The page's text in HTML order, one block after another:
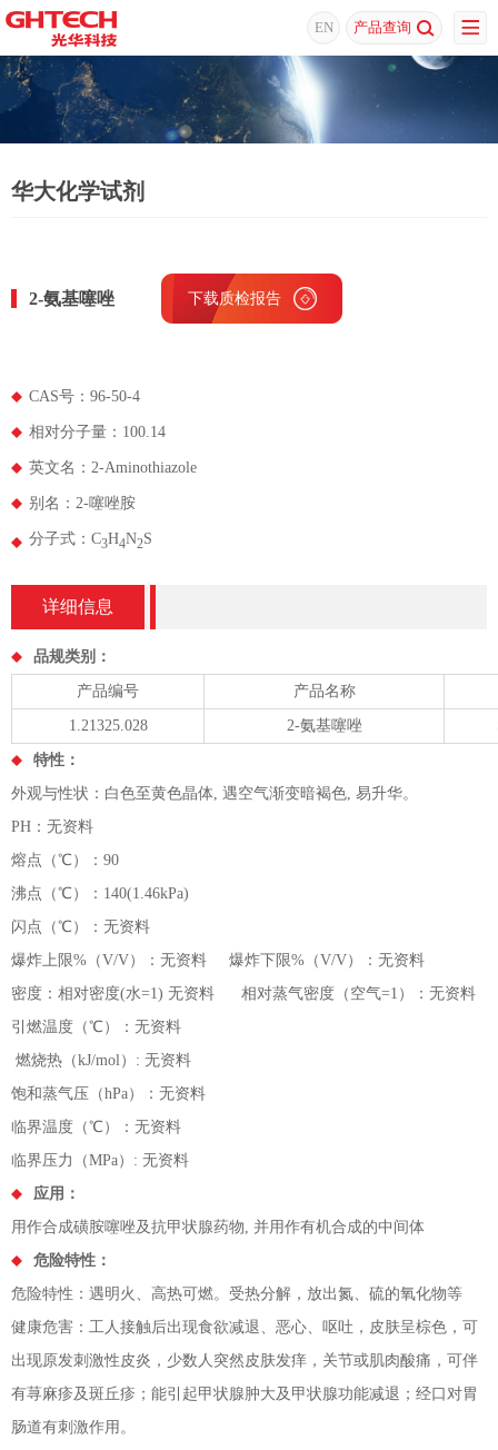
EN 产品查询
华大化学试剂
2-氨基噻唑 下载质检报告
CAS号：96-50-4
相对分子量：100.14
英文名：2-Aminothiazole
别名：2-噻唑胺
分子式：C3H4N2S
详细信息
品规类别：
产品编号 产品名称
1.21325.028 2-氨基噻唑
特性：
外观与性状：白色至黄色晶体, 遇空气渐变暗褐色, 易升华。
PH：无资料
熔点（℃）：90
沸点（℃）：140(1.46kPa)
闪点（℃）：无资料
爆炸上限%（V/V）：无资料 爆炸下限%（V/V）：无资料
密度：相对密度(水=1) 无资料 相对蒸气密度（空气=1）：无资料
引燃温度（℃）：无资料
燃烧热（kJ/mol）: 无资料
饱和蒸气压（hPa）：无资料
临界温度（℃）：无资料
临界压力（MPa）: 无资料
应用：
用作合成磺胺噻唑及抗甲状腺药物, 并用作有机合成的中间体
危险特性：
危险特性：遇明火、高热可燃。受热分解，放出氮、硫的氧化物等
健康危害：工人接触后出现食欲减退、恶心、呕吐，皮肤呈棕色，可
出现原发刺激性皮炎，少数人突然皮肤发痒，关节或肌肉酸痛，可伴
有荨麻疹及斑丘疹；能引起甲状腺肿大及甲状腺功能减退；经口对胃
肠道有刺激作用。